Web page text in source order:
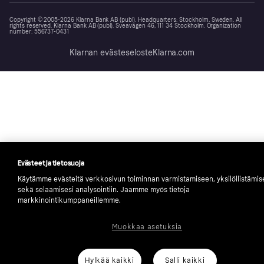
Copyright © 2005-2026 Klarna Bank AB (publ). Headquarters: Stockholm, Sweden. All
rights reserved. Klarna Bank AB (publ). Sveavägen 46, 111 34 Stockholm. Organization
number: 556737-0431
Klarnan evästeselosteKlarna.com
Evästeet ja tietosuoja
Käytämme evästeitä verkkosivun toiminnan varmistamiseen,
sekä selaamisesi analysointiin. Jaamme myös tietoja
markkinointikumppaneillemme.
Hylkää kaikki Salli kaikki
Muokkaa asetuksia